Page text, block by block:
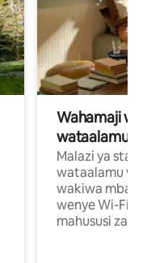
Wahamaji
wataalamu
Malazi ya
wataalamu
wakiwa mbali
wenye Wi-Fi
mahususi za